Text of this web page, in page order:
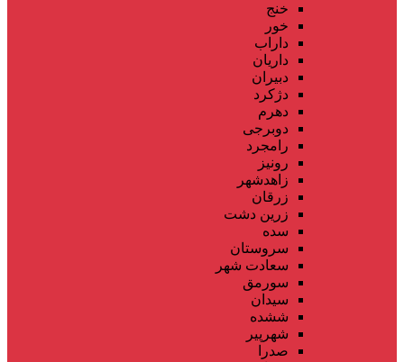
خنج
خور
داراب
داریان
دبیران
دژکرد
دهرم
دوبرجی
رامجرد
رونیز
زاهدشهر
زرقان
زرین دشت
سده
سروستان
سعادت شهر
سورمق
سیدان
ششده
شهرپیر
صدرا